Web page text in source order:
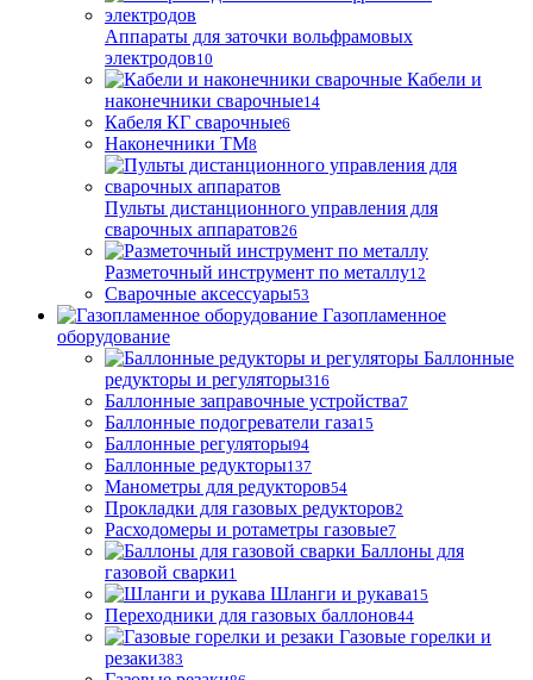
Аппараты для заточки вольфрамовых
электродов10
Кабели и
наконечники сварочные14
Кабеля КГ сварочные6
Наконечники ТМ8
Пульты дистанционного управления для
сварочных аппаратов26
Разметочный инструмент по металлу12
Сварочные аксессуары53
Газопламенное
оборудование
Баллонные
редукторы и регуляторы316
Баллонные заправочные устройства7
Баллонные подогреватели газа15
Баллонные регуляторы94
Баллонные редукторы137
Манометры для редукторов54
Прокладки для газовых редукторов2
Расходомеры и ротаметры газовые7
Баллоны для
газовой сварки1
Шланги и рукава15
Переходники для газовых баллонов44
Газовые горелки и
резаки383